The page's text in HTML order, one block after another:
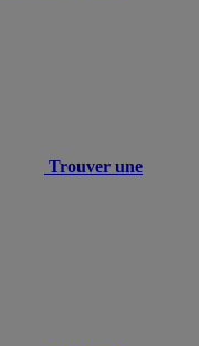
Trouver une